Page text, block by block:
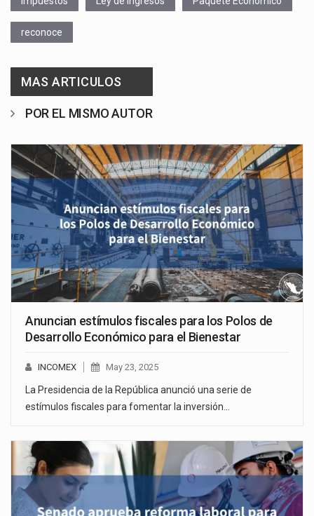
reconoce
MAS ARTICULOS
POR EL MISMO AUTOR
Anuncian estímulos fiscales para los Polos de
Desarrollo Económico para el Bienestar
INCOMEX May 23, 2025
La Presidencia de la República anunció una serie de
estímulos fiscales para fomentar la inversión…